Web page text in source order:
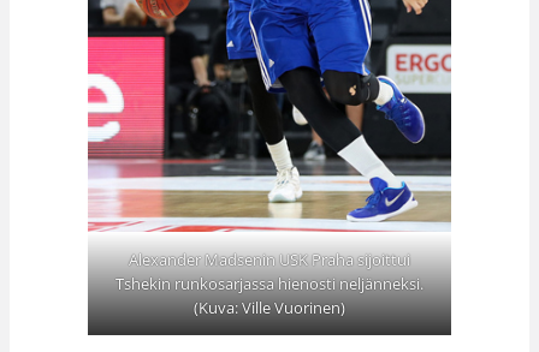
Alexander Madsenin USK Praha sijoittui
Tshekin runkosarjassa hienosti neljänneksi.
(Kuva: Ville Vuorinen)